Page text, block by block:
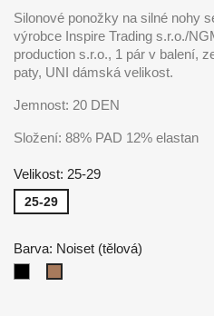
Silonové ponožky na silné nohy
výrobce Inspire Trading s.r.o./
production s.r.o., 1 pár v balení,
paty, UNI dámská velikost.
Jemnost: 20 DEN
Složení: 88% PAD 12% elastan
Velikost: 25-29
25-29
Barva: Noiset (tělová)